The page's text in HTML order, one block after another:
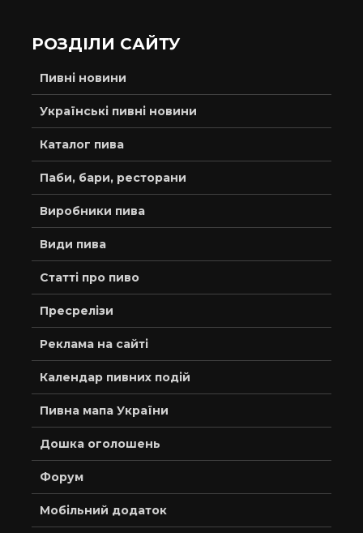
РОЗДІЛИ САЙТУ
Пивні новини
Українські пивні новини
Каталог пива
Паби, бари, ресторани
Виробники пива
Види пива
Статті про пиво
Пресрелізи
Реклама на сайті
Календар пивних подій
Пивна мапа України
Дошка оголошень
Форум
Мобільний додаток